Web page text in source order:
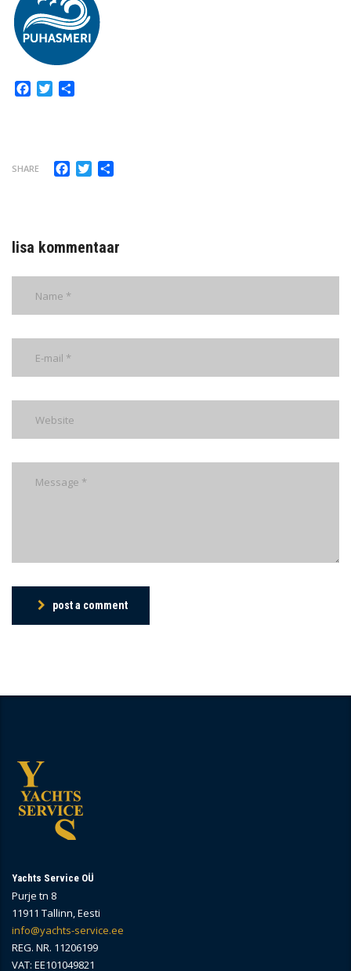
Facebook
Twitter
SHARE Facebook
Twitter
lisa kommentaar
post a comment
Yachts Service OÜ
Purje tn 8
11911 Tallinn, Eesti
info@yachts-service.ee
REG. NR. 11206199
VAT: EE101049821